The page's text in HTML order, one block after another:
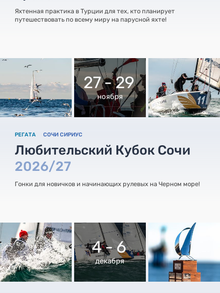
Яхтенная практика в Турции для тех, кто планирует
путешествовать по всему миру на парусной яхте!
27 - 29
ноября
РЕГАТА СОЧИ СИРИУС
Любительский Кубок Сочи
2026/27
Гонки для новичков и начинающих рулевых на Черном море!
4 - 6
декабря